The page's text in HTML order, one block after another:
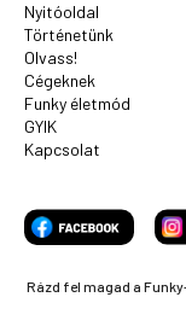
Nyitóoldal
Történetünk
Olvass!
Cégeknek
Funky életmód
GYIK
Kapcsolat
Rázd fel magad a